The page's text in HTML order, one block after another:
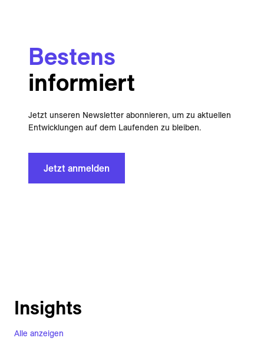
Bestens
informiert
Jetzt unseren Newsletter abonnieren, um zu aktuellen
Entwicklungen auf dem Laufenden zu bleiben.
Jetzt anmelden
Alle anzeigen
Insights